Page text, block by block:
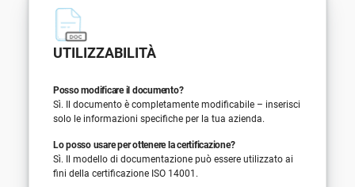
UTILIZZABILITÀ
Posso modificare il documento?
Sì. Il documento è completamente modificabile – inserisci
solo le informazioni specifiche per la tua azienda.
Lo posso usare per ottenere la certificazione?
Sì. Il modello di documentazione può essere utilizzato ai
fini della certificazione ISO 14001.